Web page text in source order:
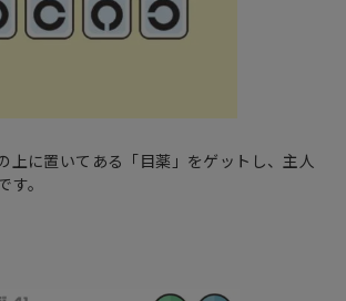
上に置いてある「目薬」をゲットし、主人
。